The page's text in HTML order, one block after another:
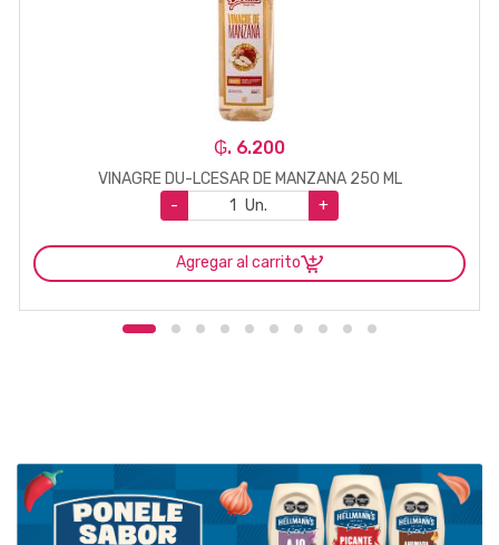
₲. 6.200
VINAGRE DU-LCESAR DE MANZANA 250 ML
-
Un. +
Agregar al carrito